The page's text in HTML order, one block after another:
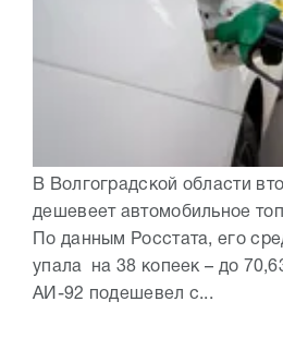
В Волгоградской области
дешевеет автомобильное
По данным Росстата, его
упала на 38 копеек – до
АИ-92 подешевел с...